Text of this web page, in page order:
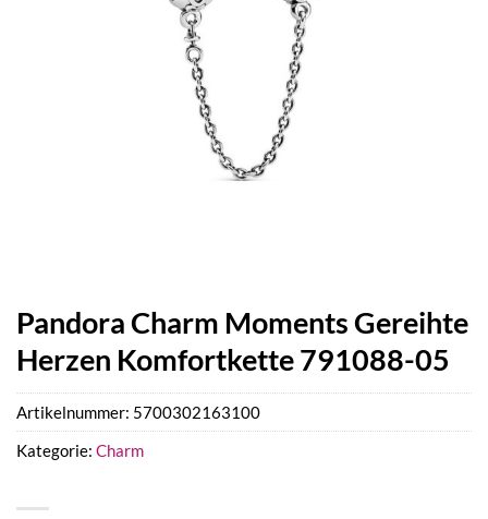
Pandora Charm Moments Gereihte
Herzen Komfortkette 791088-05
Artikelnummer: 5700302163100
Kategorie: Charm